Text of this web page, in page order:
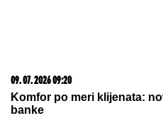
ponuda IZ SNOVA